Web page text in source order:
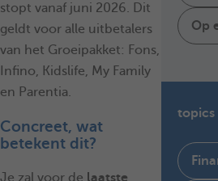
stopt vanaf juni 2026. Dit
geldt voor alle uitbetalers
van het Groeipakket: Fons,
Infino, Kidslife, My Family
en Parentia.
Concreet, wat
betekent dit?
Je zal voor de laatste
Op
topics